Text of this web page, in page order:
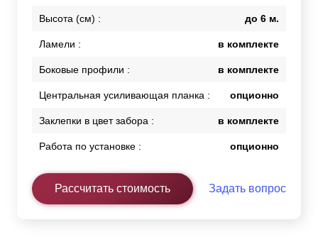
Высота (см) : до 6 м.
Ламели : в комплекте
Боковые профили : в комплекте
Центральная усиливающая планка : опционно
Заклепки в цвет забора : в комплекте
Работа по установке : опционно
Рассчитать стоимость Задать вопрос